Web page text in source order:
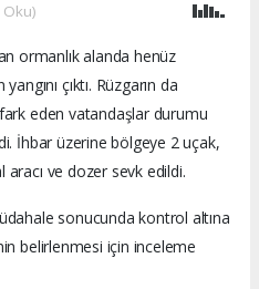
Oku)
ormanlık alanda henüz
çıktı. Rüzgarın da
fark eden vatandaşlar durumu
İhbar üzerine bölgeye 2 uçak,
ve dozer sevk edildi.
sonucunda kontrol altına
belirlenmesi için inceleme